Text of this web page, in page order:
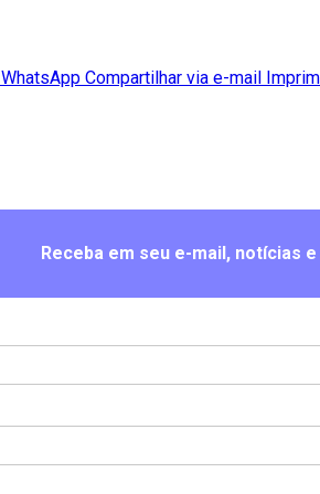
WhatsApp Compartilhar via e-mail
Receba em seu e-mail, notícias